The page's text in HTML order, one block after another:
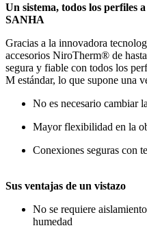
Un sistema, todos los perfiles
SANHA
Gracias a la innovadora
accesorios NiroTherm® de
segura y fiable con todos los
M estándar, lo que supone una
No es necesario cambiar
Mayor flexibilidad en la
Conexiones seguras con
Sus ventajas de un vistazo
No se requiere
humedad